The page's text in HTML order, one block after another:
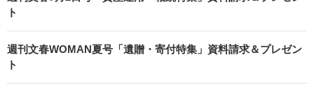
ト
週刊文春WOMAN夏号「遺贈・寄付特集」資料請求＆プレゼン
ト